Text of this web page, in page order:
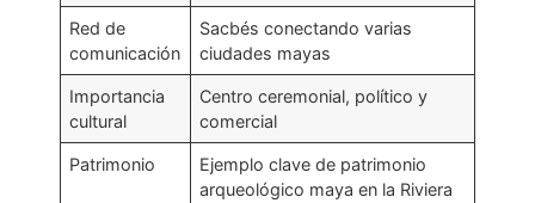
Red de
comunicación
Sacbés conectando varias
ciudades mayas
Importancia
cultural
Centro ceremonial, político y
comercial
Patrimonio
Ejemplo clave de patrimonio
arqueológico maya en la Riviera